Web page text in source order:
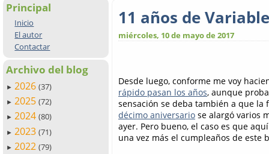
Principal
Inicio
El autor
Contactar
Archivo del blog
► 2026 (37)
► 2025 (72)
► 2024 (80)
► 2023 (71)
► 2022 (79)
11 años de
miércoles, 10 de mayo de 2017
Desde luego, conforme me voy
rápido pasan los años, aunque
sensación se deba también a que la
décimo aniversario se alargó varios
ayer. Pero bueno, el caso es que
una vez más el cumpleaños de este